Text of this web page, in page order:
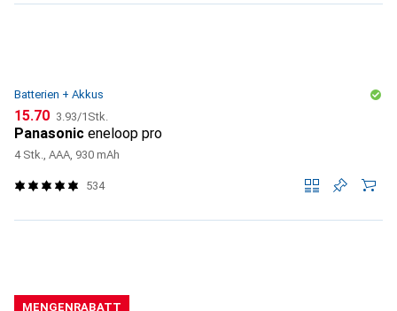
Batterien + Akkus
CHF
15.70 CHF
3.93/1Stk.
Panasonic eneloop pro
4 Stk., AAA, 930 mAh
534
MENGENRABATT